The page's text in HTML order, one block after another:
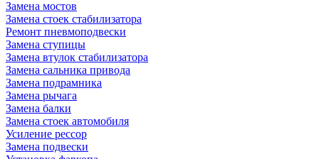
Замена мостов
Замена стоек стабилизатора
Ремонт пневмоподвески
Замена ступицы
Замена втулок стабилизатора
Замена сальника привода
Замена подрамника
Замена рычага
Замена балки
Замена стоек автомобиля
Усиление рессор
Замена подвески